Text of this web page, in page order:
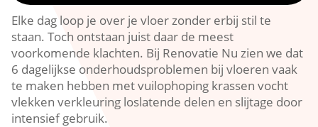
Elke dag loop je over je vloer zonder erbij stil te
staan.​ Toch ontstaan juist daar de meest
voorkomende klachten.​ Bij Renovatie Nu zien we dat
6 dagelijkse onderhoudsproblemen bij vloeren vaak
te maken hebben met vuilophoping krassen vocht
vlekken verkleuring loslatende delen en slijtage door
intensief gebruik.​